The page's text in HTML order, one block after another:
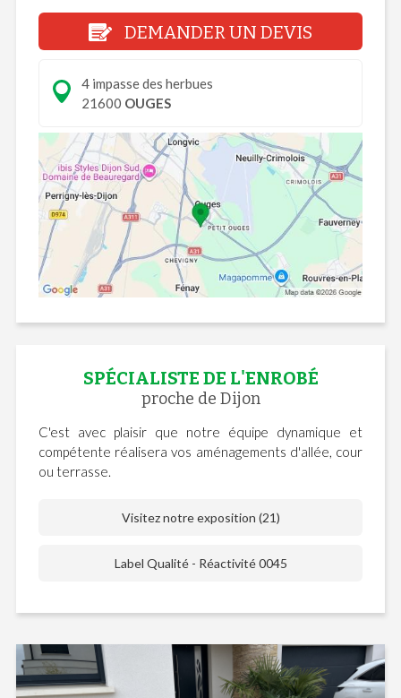
DEMANDER UN DEVIS
4 impasse des herbues
21600 OUGES
SPÉCIALISTE DE L'ENROBÉ
proche de Dijon
C'est avec plaisir que notre équipe dynamique et
compétente réalisera vos aménagements d'allée, cour
ou terrasse.
Visitez notre exposition (21)
Label Qualité - Réactivité 0045